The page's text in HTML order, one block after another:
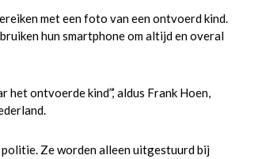
met een foto van een ontvoerd kind.
hun smartphone om altijd en overal
ontvoerde kind”,’ aldus Frank Hoen,
Ze worden alleen uitgestuurd bij